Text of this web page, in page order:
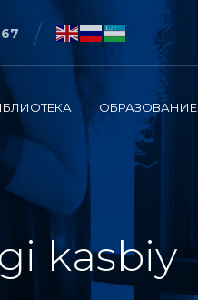
ОБРАЗОВАНИЕ
kasbiy